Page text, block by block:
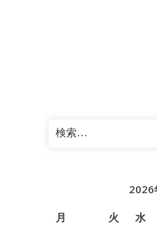
検
索:
2026
月
火 水